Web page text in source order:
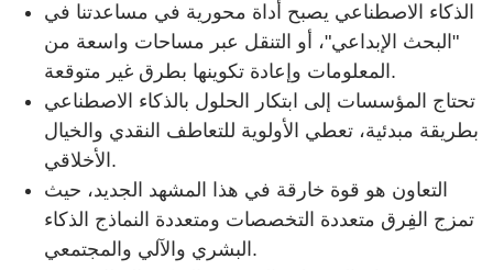
الذكاء الاصطناعي يصبح أداة محورية في مساعدتنا في
"البحث الإبداعي"، أو التنقل عبر مساحات واسعة من
المعلومات وإعادة تكوينها بطرق غير متوقعة.
تحتاج المؤسسات إلى ابتكار الحلول بالذكاء الاصطناعي
بطريقة مبدئية، تعطي الأولوية للتعاطف النقدي والخيال
الأخلاقي.
التعاون هو قوة خارقة في هذا المشهد الجديد، حيث
تمزج الفِرق متعددة التخصصات ومتعددة النماذج الذكاء
البشري والآلي والمجتمعي.